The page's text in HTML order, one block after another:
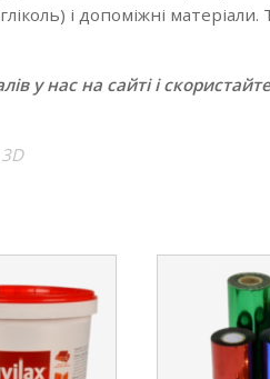
і допоміжні
у нас на сайті і